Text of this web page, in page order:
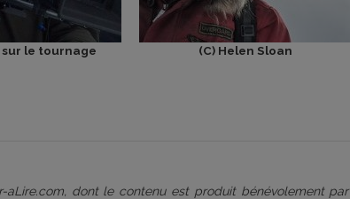
sur le tournage (C) Helen Sloan
aLire.com, dont le contenu est produit bénévolement par